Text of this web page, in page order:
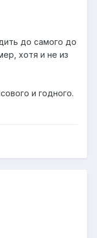
до самого до
хотя и не из
и годного.